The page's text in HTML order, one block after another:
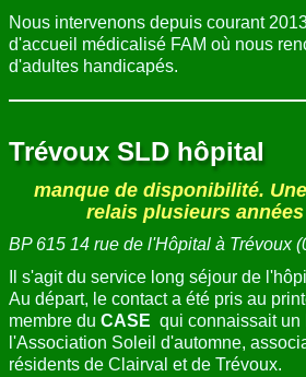
Nous intervenons depuis courant
d'accueil médicalisé FAM où nous
d'adultes handicapés.
Trévoux SLD hôpital
manque de disponibilité.
relais plusieurs
BP 615 14 rue de l'Hôpital à Trévoux
Il s'agit du service long séjour de
Au départ, le contact a été pris au
membre du CASE qui connaissait un
l'Association Soleil d'automne,
résidents de Clairval et de Trévoux.